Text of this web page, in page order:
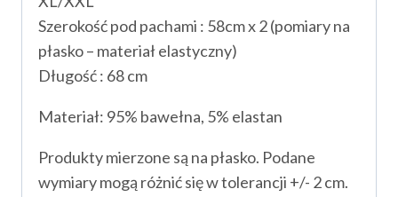
Szerokość pod pachami : 58cm x 2 (pomiary na
płasko – materiał elastyczny)
Długość : 68 cm
Materiał: 95% bawełna, 5% elastan
Produkty mierzone są na płasko. Podane
wymiary mogą różnić się w tolerancji +/- 2 cm.